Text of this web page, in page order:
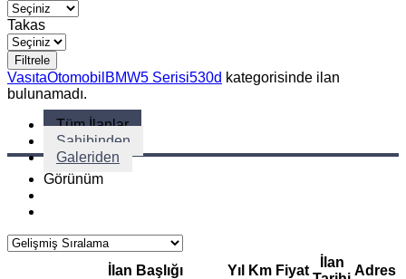
Takas
Filtrele
VasıtaOtomobil BMW5 Serisi530d kategorisinde ilan
bulunamadı.
Tüm İlanlar
Sahibinden
Galeriden
Görünüm
İlan Başlığı Yıl Km Fiyat
İlan
Adres